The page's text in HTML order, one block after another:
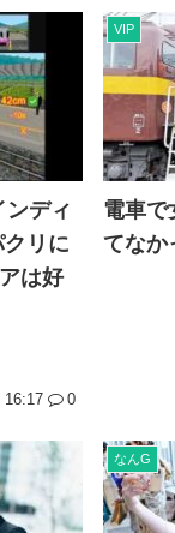
ンディ
リに
は好
16:17 0
VIP
電車で
てなか
なんG